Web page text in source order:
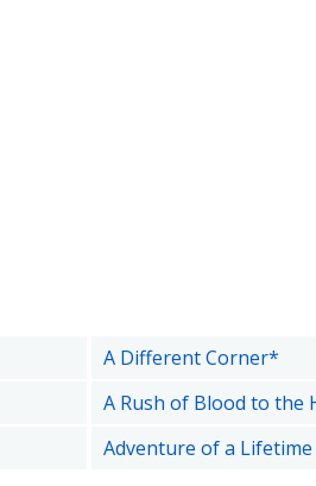
A Different Corner*
A Rush of Blood to the
Adventure of a Lifetime